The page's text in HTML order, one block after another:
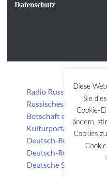
Datenschutz
Radio Russkij Berlin
Russisches Haus der
Botschaft der
Kulturportal Russland
Deutsch-Russische
Deutsch-Russisches
Deutsche Schule
Diese
Sie
Cookie-
ändern,
Cookies